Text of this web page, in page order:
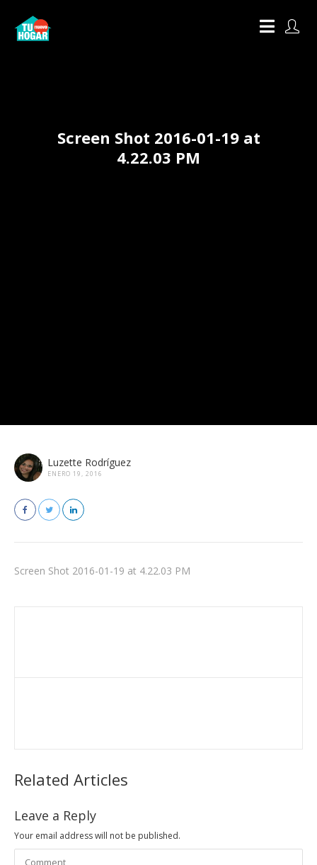
Screen Shot 2016-01-19 at
4.22.03 PM
Luzette Rodríguez
ENERO 19, 2016
Screen Shot 2016-01-19 at 4.22.03 PM
Related Articles
Leave a Reply
Your email address will not be published.